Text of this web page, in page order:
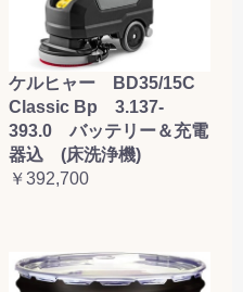
ケルヒャー BD35/15C
Classic Bp 3.137-
393.0 バッテリー＆充電
器込 (床洗浄機)
￥392,700